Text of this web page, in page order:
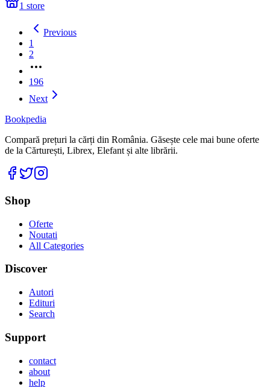
1 store
Previous
1
2
196
Next
Bookpedia
Compară prețuri la cărți din România. Găsește cele mai bune oferte
de la Cărturești, Librex, Elefant și alte librării.
Facebook
Twitter
Shop
Oferte
Noutati
All Categories
Discover
Autori
Edituri
Search
Support
contact
about
help